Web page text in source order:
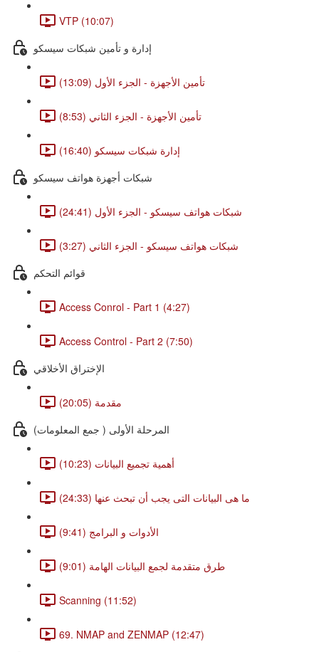
VTP (10:07)
إدارة و تأمين شبكات سيسكو
تأمين الأجهزة - الجزء الأول (13:09)
تأمين الأجهزة - الجزء الثاني (8:53)
إدارة شبكات سيسكو (16:40)
شبكات أجهزة هواتف سيسكو
شبكات هواتف سيسكو - الجزء الأول (24:41)
شبكات هواتف سيسكو - الجزء الثاني (3:27)
قوائم التحكم
Access Conrol - Part 1 (4:27)
Access Control - Part 2 (7:50)
الإختراق الأخلاقي
مقدمة (20:05)
المرحلة الأولى ( جمع المعلومات)
أهمية تجميع البيانات (10:23)
ما هى البيانات التى يجب أن تبحث عنها (24:33)
الأدوات و البرامج (9:41)
طرق متقدمة لجمع البيانات الهامة (9:01)
Scanning (11:52)
69. NMAP and ZENMAP (12:47)